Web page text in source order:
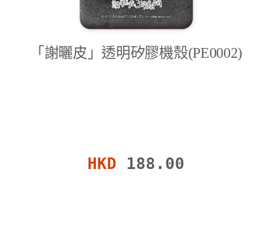
「謝曬皮」透明矽膠機殼(PE0002)
HKD 188.00